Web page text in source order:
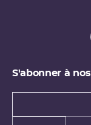
S'abonner à
Types de